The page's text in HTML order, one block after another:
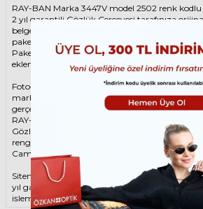
RAY-BAN Marka 3447V model 2502 renk kodlu
2 yıl garantili Gözlük Çerçevesi tarafınıza
belgesi ve adınıza düzenlenmiş faturası ile
paketlenerek kargoya teslim edilir.
Paketinize ek olarak silme bezi ve temizleme
eklenmektedir.
Fotoğraftaki Gözlük Çerçevesi kutusu gösterim
markanın orijinal alternatiflerinden gönderim
gerçekleştirilebilmektedir.
RAY-BAN Unisex Gümüş Gözlük
Gözlük Çerçevesi çerçeve şekli Yuvarlak,
rengi Gümüş renktir.
Camlar %100 korumalı renkli camların
Sitemizden alacağınız RAY-BAN Gözlük
yıl garantilidir. Garanti kapsamındaki tüm
işlemleriniÖZKAN OPTİKmağazalarından